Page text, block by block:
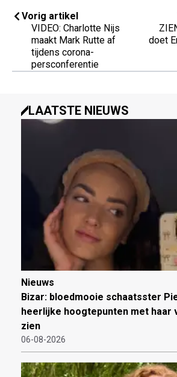
Vorig artikel
VIDEO: Charlotte Nijs
maakt Mark Rutte af
tijdens corona-
persconferentie
doet
LAATSTE NIEUWS
Nieuws
Bizar: bloedmooie schaatsster
heerlijke hoogtepunten met haar
zien
06-08-2026